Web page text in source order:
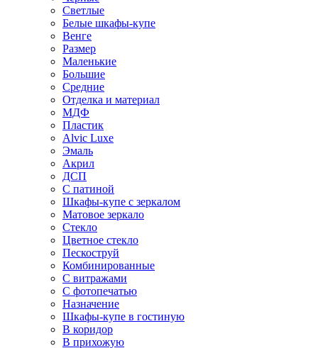
Светлые
Белые шкафы-купе
Венге
Размер
Маленькие
Большие
Средние
Отделка и материал
МДФ
Пластик
Alvic Luxe
Эмаль
Акрил
ДСП
С патиной
Шкафы-купе с зеркалом
Матовое зеркало
Стекло
Цветное стекло
Пескоструй
Комбинированные
С витражами
С фотопечатью
Назначение
Шкафы-купе в гостиную
В коридор
В прихожую